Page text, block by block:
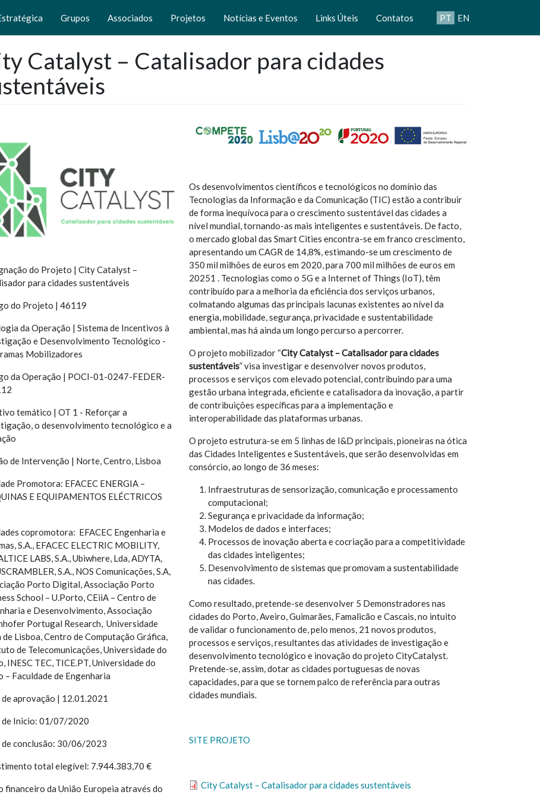
Grupos Associados Projetos Notícias e Eventos Links Úteis Contatos PT EN
Catalyst – Catalisador para cidades
do Projeto | City Catalyst –
para cidades sustentáveis
do Projeto | 46119
da Operação | Sistema de Incentivos à
e Desenvolvimento Tecnológico -
Mobilizadores
da Operação | POCI-01-0247-FEDER-
temático | OT 1 - Reforçar a
o desenvolvimento tecnológico e a
de Intervenção | Norte, Centro, Lisboa
Promotora: EFACEC ENERGIA –
E EQUIPAMENTOS ELÉCTRICOS
copromotora: EFACEC Engenharia e
S.A., EFACEC ELECTRIC MOBILITY,
LABS, S.A., Ubiwhere, Lda, ADYTA,
S.A., NOS Comunicações, S.A,
Porto Digital, Associação Porto
School – U.Porto, CEiiA – Centro de
e Desenvolvimento, Associação
Portugal Research, Universidade
de Lisboa, Centro de Computação Gráfica,
de Telecomunicações, Universidade do
INESC TEC, TICE.PT, Universidade do
– Faculdade de Engenharia
aprovação | 12.01.2021
de Inicio: 01/07/2020
de conclusão: 30/06/2023
total elegível: 7.944.383,70 €
financeiro da União Europeia através do
Os desenvolvimentos científicos e tecnológicos no domínio das
Tecnologias da Informação e da Comunicação (TIC) estão a contribuir
de forma inequívoca para o crescimento sustentável das cidades a
nível mundial, tornando-as mais inteligentes e sustentáveis. De facto,
o mercado global das Smart Cities encontra-se em franco crescimento,
apresentando um CAGR de 14,8%, estimando-se um crescimento de
350 mil milhões de euros em 2020, para 700 mil milhões de euros em
20251 . Tecnologias como o 5G e a Internet of Things (IoT), têm
contribuído para a melhoria da eficiência dos serviços urbanos,
colmatando algumas das principais lacunas existentes ao nível da
energia, mobilidade, segurança, privacidade e sustentabilidade
ambiental, mas há ainda um longo percurso a percorrer.
O projeto mobilizador “City Catalyst – Catalisador para cidades
sustentáveis” visa investigar e desenvolver novos produtos,
processos e serviços com elevado potencial, contribuindo para uma
gestão urbana integrada, eficiente e catalisadora da inovação, a partir
de contribuições específicas para a implementação e
interoperabilidade das plataformas urbanas.
O projeto estrutura-se em 5 linhas de I&D principais, pioneiras na ótica
das Cidades Inteligentes e Sustentáveis, que serão desenvolvidas em
consórcio, ao longo de 36 meses:
Infraestruturas de sensorização, comunicação e processamento
computacional;
Segurança e privacidade da informação;
Modelos de dados e interfaces;
Processos de inovação aberta e cocriação para a competitividade
das cidades inteligentes;
Desenvolvimento de sistemas que promovam a sustentabilidade
nas cidades.
Como resultado, pretende-se desenvolver 5 Demonstradores nas
cidades do Porto, Aveiro, Guimarães, Famalicão e Cascais, no intuito
de validar o funcionamento de, pelo menos, 21 novos produtos,
processos e serviços, resultantes das atividades de investigação e
desenvolvimento tecnológico e inovação do projeto CityCatalyst.
Pretende-se, assim, dotar as cidades portuguesas de novas
capacidades, para que se tornem palco de referência para outras
cidades mundiais.
SITE PROJETO
City Catalyst – Catalisador para cidades sustentáveis